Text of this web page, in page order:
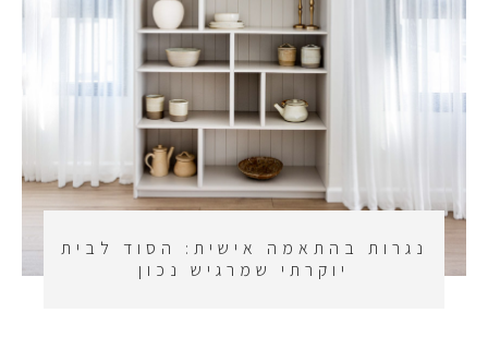
נגרות בהתאמה אישית: הסוד לבית
יוקרתי שמרגיש נכון